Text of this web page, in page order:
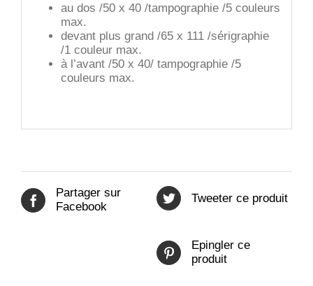
au dos /50 x 40 /tampographie /5 couleurs
max.
devant plus grand /65 x 111 /sérigraphie
/1 couleur max.
à l’avant /50 x 40/ tampographie /5
couleurs max.
Partager sur
Facebook
Tweeter ce produit
Epingler ce
produit